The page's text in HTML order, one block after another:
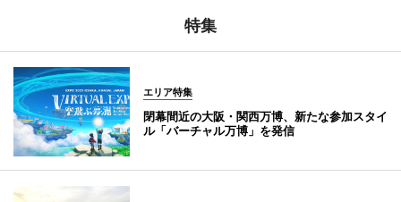
特集
エリア特集
閉幕間近の大阪・関西万博、新たな参加スタイ
ル「バーチャル万博」を発信